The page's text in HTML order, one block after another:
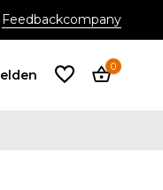
Feedbackcompany
0